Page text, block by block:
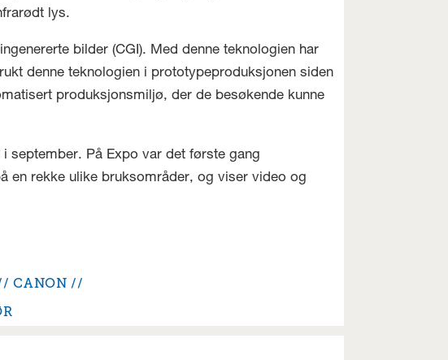
lys.
bilder (CGI). Med denne teknologien har
denne teknologien i prototypeproduksjonen siden
produksjonsmiljø, der de besøkende kunne
september. På Expo var det første gang
en rekke ulike bruksområder, og viser video og
CANON